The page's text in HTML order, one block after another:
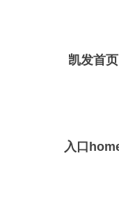
凯发首页
入口